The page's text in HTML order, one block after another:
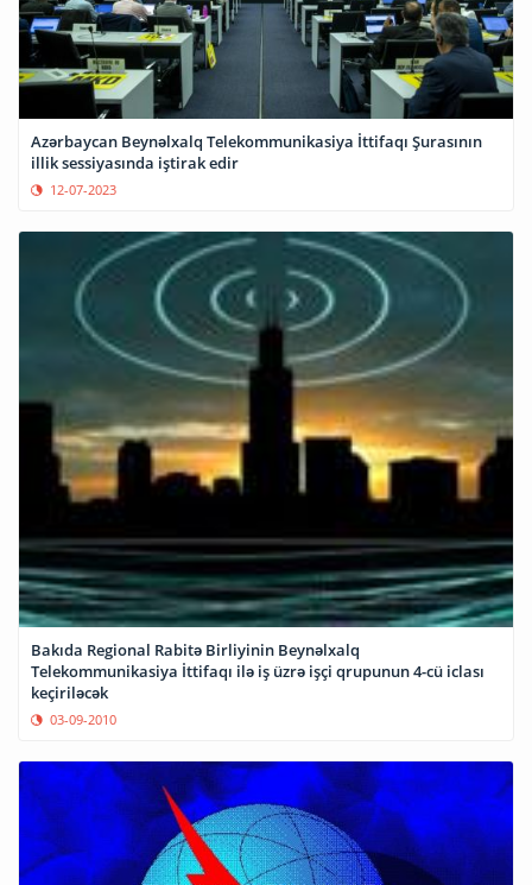
Azərbaycan Beynəlxalq Telekommunikasiya İttifaqı Şurasının
illik sessiyasında iştirak edir
12-07-2023
Bakıda Regional Rabitə Birliyinin Beynəlxalq
Telekommunikasiya İttifaqı ilə iş üzrə işçi qrupunun 4-cü iclası
keçiriləcək
03-09-2010